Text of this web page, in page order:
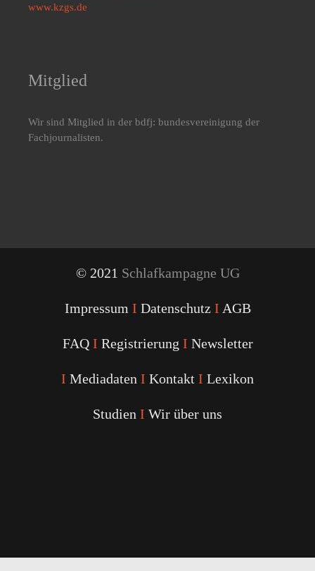
www.kzgs.de
Mitglied
Wir sind Mitglied in der bdfj: bundesvereinigung der
Fachjournalisten.
© 2021 Schlafkampagne UG
Impressum I Datenschutz I AGB
FAQ I Registrierung I Newsletter
I Mediadaten I Kontakt I Lexikon
Studien I Wir über uns